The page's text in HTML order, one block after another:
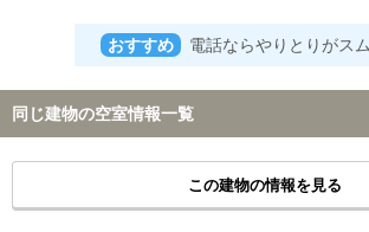
おすすめ 電話ならやりとりがス
同じ建物の空室情報一覧
この建物の情報を見る